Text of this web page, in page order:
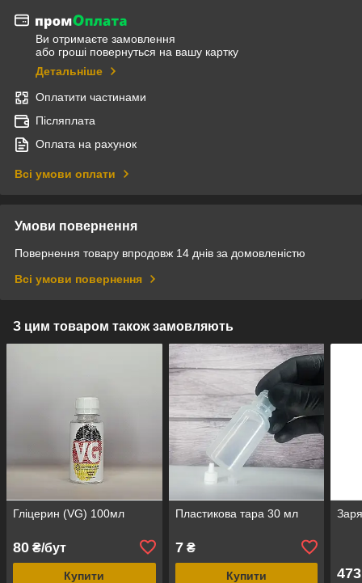
Ви отримаєте замовлення
або гроші повернуться на вашу картку
Детальніше
Оплатити частинами
Післяплата
Оплата на рахунок
Всі умови оплати
Умови повернення
Повернення товару впродовж 14 днів за домовленістю
Всі умови повернення
З цим товаром також замовляють
Гліцерин (VG) 100мл
80 ₴/бут
Купити
Пластикова тара 30 мл
7₴
Купити 473